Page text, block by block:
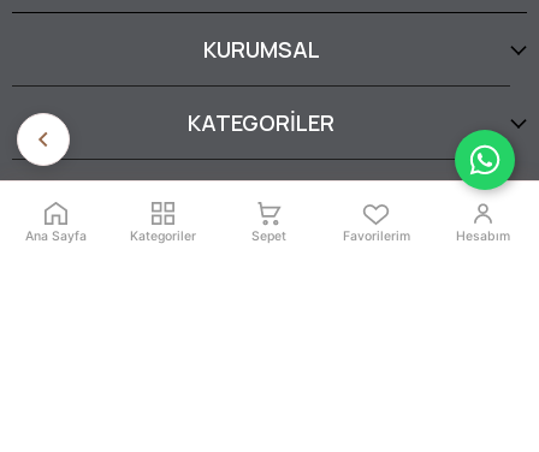
KURUMSAL
KATEGORİLER
YARDIM
Ana Sayfa Kategoriler Sepet Favorilerim Hesabım